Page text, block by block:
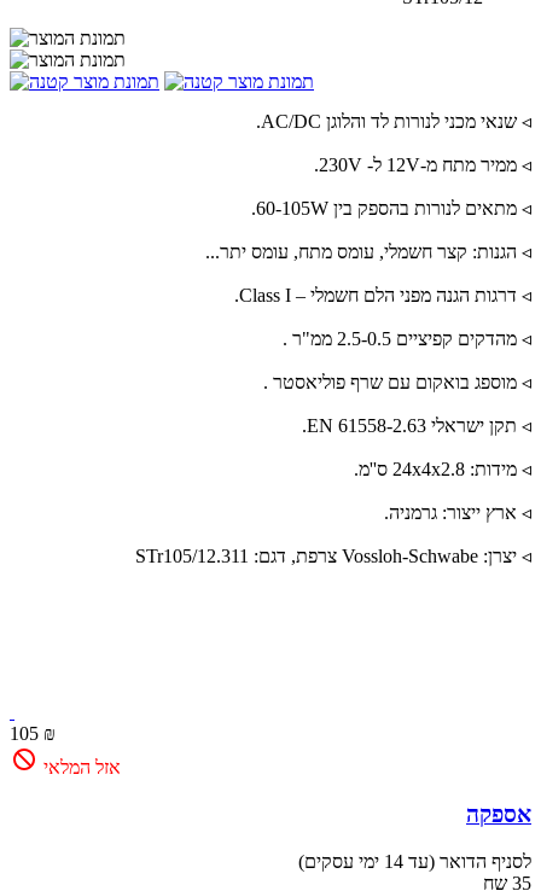
◃ שנאי מכני לנורות לד והלוגן AC/DC.
◃ ממיר מתח מ-12V ל- 230V.
◃ מתאים לנורות בהספק בין 60-105W.
◃ הגנות: קצר חשמלי, עומס מתח, עומס יתר...
◃ דרגות הגנה מפני הלם חשמלי – Class I.
◃ מהדקים קפיציים 2.5-0.5 ממ"ר .
◃ מוספג בואקום עם שרף פוליאסטר .
◃ תקן ישראלי EN 61558-2.63.
◃ מידות: 24x4x2.8 ס''מ.
◃ ארץ ייצור: גרמניה.
◃ יצרן: Vossloh-Schwabe צרפת, דגם: STr105/12.311
105 ₪
אזל המלאי
אספקה
לסניף הדואר (עד 14 ימי עסקים)
35 שח